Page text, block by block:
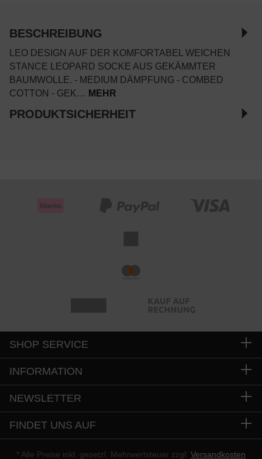
BESCHREIBUNG
LEO DESIGN AUF DER KOMFORTABEL WEICHEN
STANCE LEOPARD SOCKE AUS GEKÄMMTER
BAUMWOLLE. - MEDIUM DÄMPFUNG - COMBED
COTTON - GEK… MEHR
PRODUKTSICHERHEIT
SHOP SERVICE
INFORMATION
NEWSLETTER
FINDET UNS AUF
* Alle Preise inkl. gesetzl. Mehrwertsteuer zzgl. Versandkosten